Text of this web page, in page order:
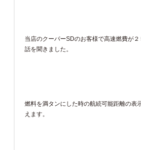
当店のクーパーSDのお客様で高速燃費が２
話を聞きました。
燃料を満タンにした時の航続可能距離の表
えます。